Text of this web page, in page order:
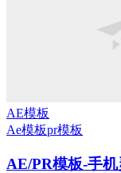
AE模板
Ae模板pr模板
AE/PR模板-手